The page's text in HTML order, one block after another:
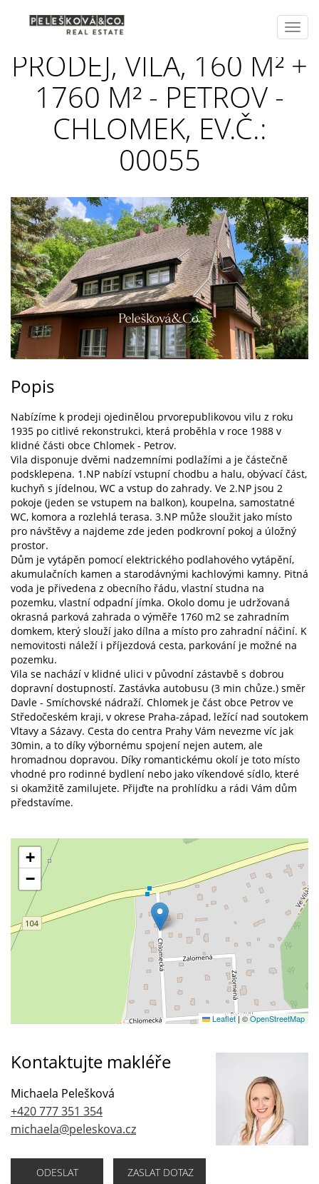
PRODEJ, VILA, 160 M² +
1760 M² - PETROV -
CHLOMEK, EV.Č.:
00055
Popis
Nabízíme k prodeji ojedinělou prvorepublikovou vilu z roku
1935 po citlivé rekonstrukci, která proběhla v roce 1988 v
klidné části obce Chlomek - Petrov.
Vila disponuje dvěmi nadzemními podlažími a je částečně
podsklepena. 1.NP nabízí vstupní chodbu a halu, obývací část,
kuchyň s jídelnou, WC a vstup do zahrady. Ve 2.NP jsou 2
pokoje (jeden se vstupem na balkon), koupelna, samostatné
WC, komora a rozlehlá terasa. 3.NP může sloužit jako místo
pro návštěvy a najdeme zde jeden podkrovní pokoj a úložný
prostor.
Dům je vytápěn pomocí elektrického podlahového vytápění,
akumulačních kamen a starodávnými kachlovými kamny. Pitná
voda je přivedena z obecního řádu, vlastní studna na
pozemku, vlastní odpadní jímka. Okolo domu je udržovaná
okrasná parková zahrada o výměře 1760 m2 se zahradním
domkem, který slouží jako dílna a místo pro zahradní náčiní. K
nemovitosti náleží i příjezdová cesta, parkování je možné na
pozemku.
Vila se nachází v klidné ulici v původní zástavbě s dobrou
dopravní dostupností. Zastávka autobusu (3 min chůze.) směr
Davle - Smíchovské nádraží. Chlomek je část obce Petrov ve
Středočeském kraji, v okrese Praha-západ, ležící nad soutokem
Vltavy a Sázavy. Cesta do centra Prahy Vám nevezme víc jak
30min, a to díky výbornému spojení nejen autem, ale
hromadnou dopravou. Díky romantickému okolí je toto místo
vhodné pro rodinné bydlení nebo jako víkendové sídlo, které
si okamžitě zamilujete. Přijďte na prohlídku a rádi Vám dům
představíme.
+
−
Leaflet |©OpenStreetMap
Kontaktujte makléře
Michaela Pelešková
+420 777 351 354
michaela@peleskova.cz
ODESLAT ZASLAT DOTAZ